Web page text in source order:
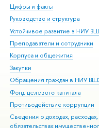
Цифры и факты
Руководство и структура
Устойчивое развитие в НИУ
Преподаватели и сотрудники
Корпуса и общежития
Закупки
Обращения граждан в НИУ
Фонд целевого капитала
Противодействие коррупции
Сведения о доходах,
обязательствах